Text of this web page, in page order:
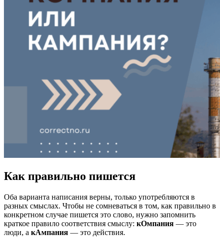
Как правильно пишется
Оба варианта написания верны, только употребляются в
разных смыслах. Чтобы не сомневаться в том, как правильно в
конкретном случае пишется это слово, нужно запомнить
краткое правило соответствия смыслу: кОмпания — это
люди, а кАмпания — это действия.